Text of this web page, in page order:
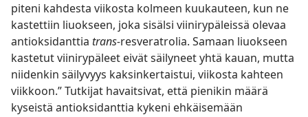
piteni kahdesta viikosta kolmeen kuukauteen, kun ne
kastettiin liuokseen, joka sisälsi viinirypäleissä olevaa
antioksidanttia trans-resveratrolia. Samaan liuokseen
kastetut viinirypäleet eivät säilyneet yhtä kauan, mutta
niidenkin säilyvyys kaksinkertaistui, viikosta kahteen
viikkoon.” Tutkijat havaitsivat, että pienikin määrä
kyseistä antioksidanttia kykeni ehkäisemään